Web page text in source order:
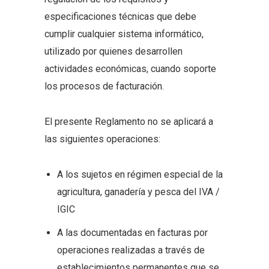
especificaciones técnicas que debe
cumplir cualquier sistema informático,
utilizado por quienes desarrollen
actividades económicas, cuando soporte
los procesos de facturación.
El presente Reglamento no se aplicará a
las siguientes operaciones:
A los sujetos en régimen especial de la
agricultura, ganadería y pesca del IVA /
IGIC
A las documentadas en facturas por
operaciones realizadas a través de